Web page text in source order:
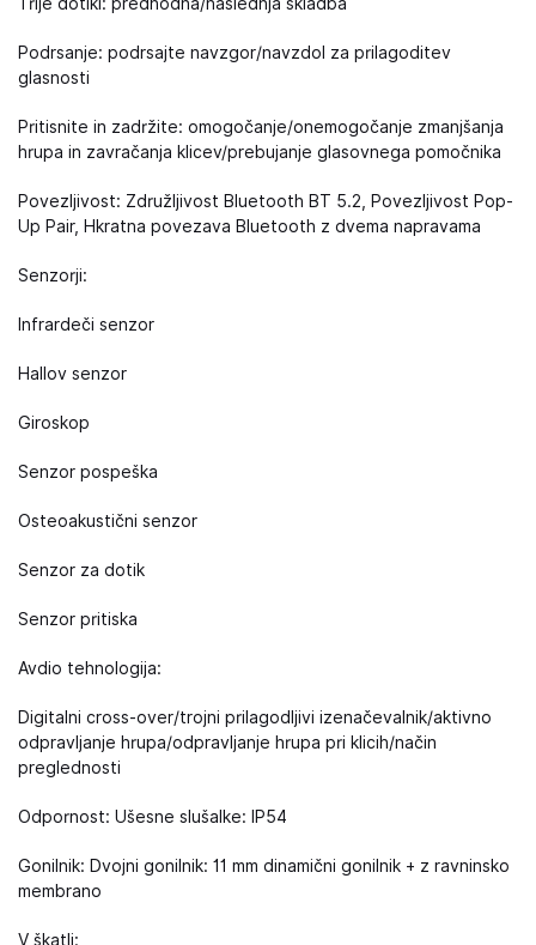
Podrsanje: podrsajte navzgor/navzdol za prilagoditev
glasnosti
Pritisnite in zadržite: omogočanje/onemogočanje zmanjšanja
hrupa in zavračanja klicev/prebujanje glasovnega pomočnika
Povezljivost: Združljivost Bluetooth BT 5.2, Povezljivost Pop-
Up Pair, Hkratna povezava Bluetooth z dvema napravama
Senzorji:
Infrardeči senzor
Hallov senzor
Giroskop
Senzor pospeška
Osteoakustični senzor
Senzor za dotik
Senzor pritiska
Avdio tehnologija:
Digitalni cross-over/trojni prilagodljivi izenačevalnik/aktivno
odpravljanje hrupa/odpravljanje hrupa pri klicih/način
preglednosti
Odpornost: Ušesne slušalke: IP54
Gonilnik: Dvojni gonilnik: 11 mm dinamični gonilnik + z ravninsko
membrano
V škatli: